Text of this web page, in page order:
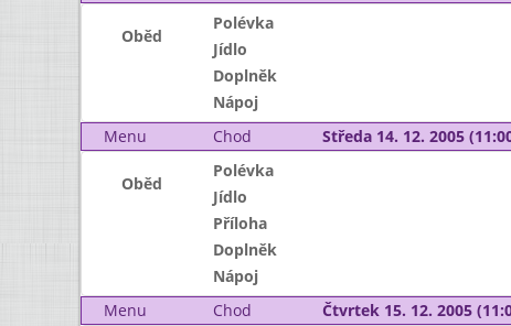
Oběd
Polévka
Jídlo
Doplněk
Nápoj
Menu
Chod Středa 14. 12. 2005
Oběd
Polévka
Jídlo
Příloha
Doplněk
Nápoj
Menu
Chod Čtvrtek 15. 12. 2005